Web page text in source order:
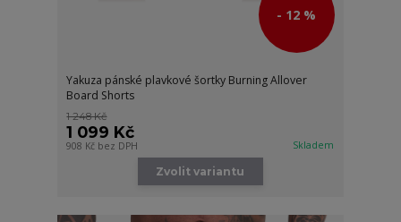
- 12 %
Yakuza pánské plavkové šortky Burning Allover
Board Shorts
1 248 Kč
1 099 Kč
908 Kč bez DPH Skladem
Zvolit variantu